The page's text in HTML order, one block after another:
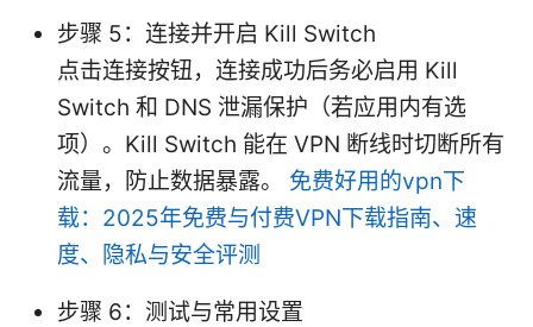
步骤 5：连接并开启 Kill Switch
点击连接按钮，连接成功后务必启用 Kill
Switch 和 DNS 泄漏保护（若应用内有选
项）。Kill Switch 能在 VPN 断线时切断所有
流量，防止数据暴露。 免费好用的vpn下
载：2025年免费与付费VPN下载指南、速
度、隐私与安全评测
步骤 6：测试与常用设置